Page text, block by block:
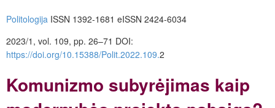
Politologija ISSN 1392-1681 eISSN 2424-6034
2023/1, vol. 109, pp. 26–71 DOI:
https://doi.org/10.15388/Polit.2022.109.2
Komunizmo subyrėjimas kaip